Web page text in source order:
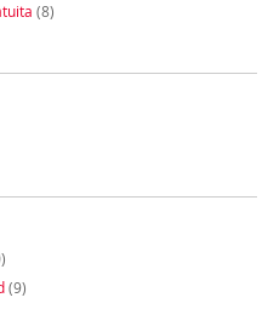
(8)
(9)